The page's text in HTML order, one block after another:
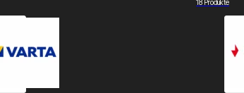
18 Produkte